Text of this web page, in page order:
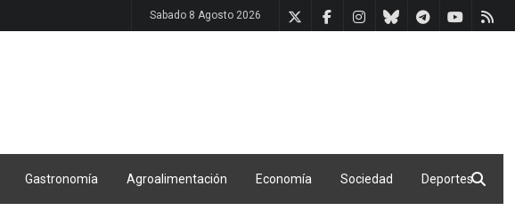
Sabado 8 Agosto 2026
Gastronomía Agroalimentación Economía Sociedad Deportes